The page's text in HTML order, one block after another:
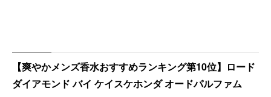
【爽やかメンズ香水おすすめランキング第10位】ロード
ダイアモンド バイ ケイスケホンダ オードパルファム